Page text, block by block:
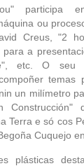
participa
ou
Creus, "2
para a
etc. O seu
temas
un milímetro
Terra e só cos
Cuquejo
plásticas